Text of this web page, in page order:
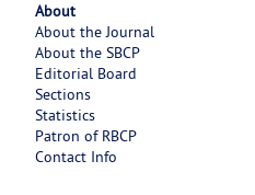
About
About the Journal
About the SBCP
Editorial Board
Sections
Statistics
Patron of RBCP
Contact Info